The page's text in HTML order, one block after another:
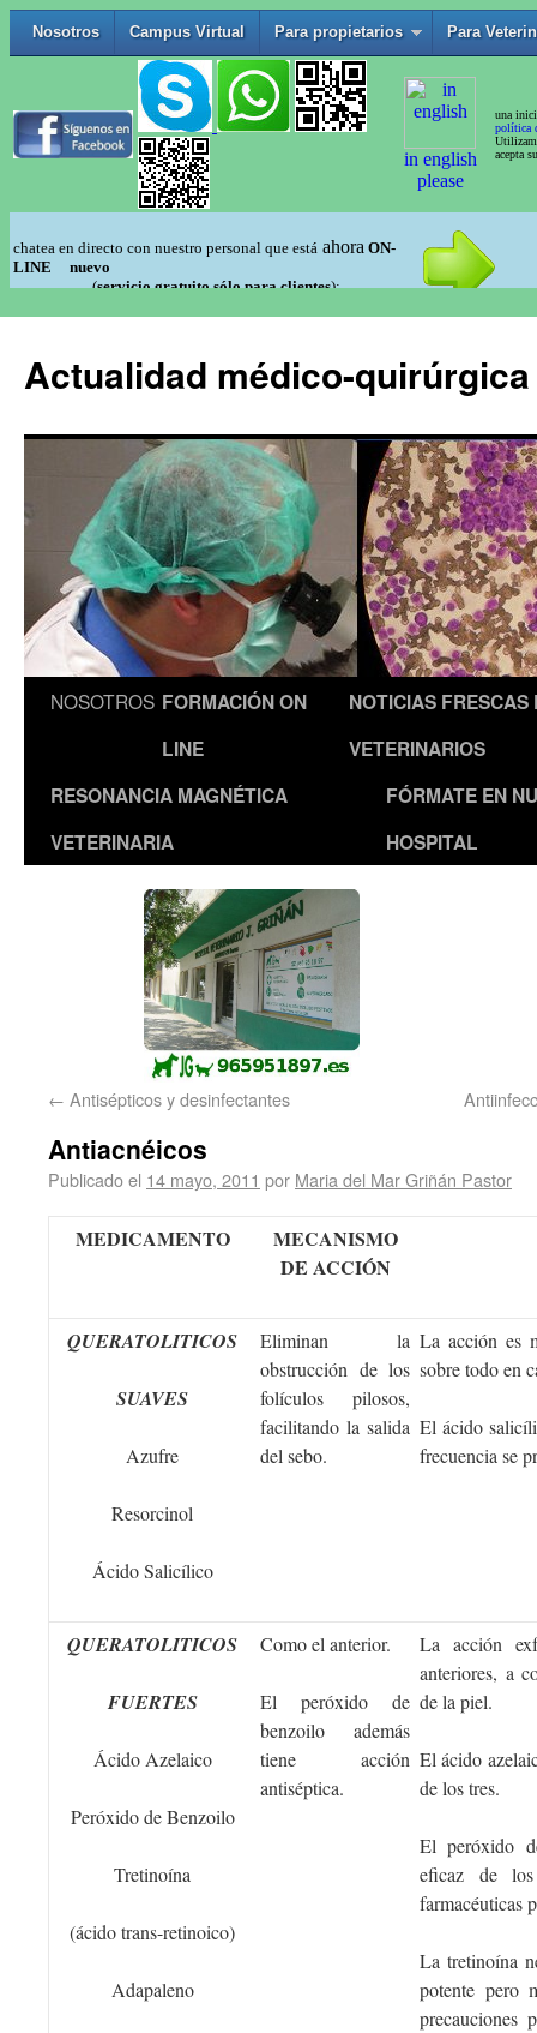
Actualidad médico-
NOSOTROS FORMACIÓN ON
LINE
NOTICIAS FRESCAS
VETERINARIOS
RESONANCIA MAGNÉTICA
VETERINARIA
FÓRMATE EN
HOSPITAL
← Antisépticos y desinfectantes
Antiacnéicos
Publicado el 14 mayo, 2011 por Maria del Mar Griñán Pastor
MEDICAMENTO
MECANISMO
DE ACCIÓN
QUERATOLITICOS
SUAVES
Azufre
Resorcinol
Ácido Salicílico
Eliminan la
obstrucción de los
folículos pilosos,
facilitando la salida
del sebo.
La acción es
sobre todo en
El ácido
frecuencia se
QUERATOLITICOS
FUERTES
Ácido Azelaico
Peróxido de Benzoilo
Tretinoína
(ácido trans-retinoico)
Adapaleno
Como el anterior.
El peróxido de
benzoilo además
tiene acción
antiséptica.
La acción
anteriores, a
de la piel.
El ácido
de los tres.
El peróxido
eficaz de los
farmacéuticas
La tretinoína
potente pero
precauciones